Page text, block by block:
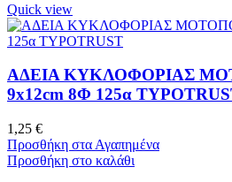
Quick view
ΑΔΕΙΑ ΚΥΚΛΟΦΟΡΙΑΣ
9x12cm 8Φ 125α
1,25 €
Προσθήκη στα Αγαπημένα
Προσθήκη στο καλάθι